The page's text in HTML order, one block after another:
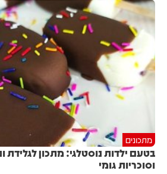
מתכונים
בטעם ילדות נוסטלגי: מתכון לגלידת
וסוכריות גומי